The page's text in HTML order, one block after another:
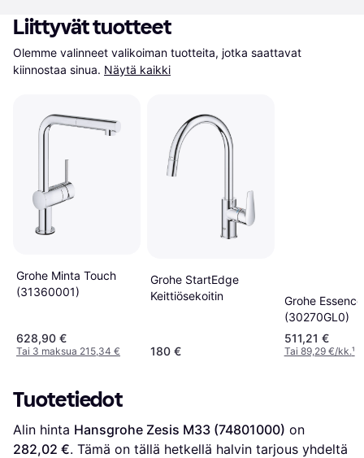
Liittyvät tuotteet
Olemme valinneet valikoiman tuotteita, jotka saattavat
kiinnostaa sinua. Näytä kaikki
Grohe Minta Touch
(31360001)
628,90 €
Tai 3 maksua 215,34 €
Grohe StartEdge
Keittiösekoitin
180 €
Grohe Essence
(30270GL0)
511,21 €
Tai 89,29 €/kk.¹
Tuotetiedot
Alin hinta Hansgrohe Zesis M33 (74801000)
282,02 €. Tämä on tällä hetkellä halvin tarjous yhdeltä